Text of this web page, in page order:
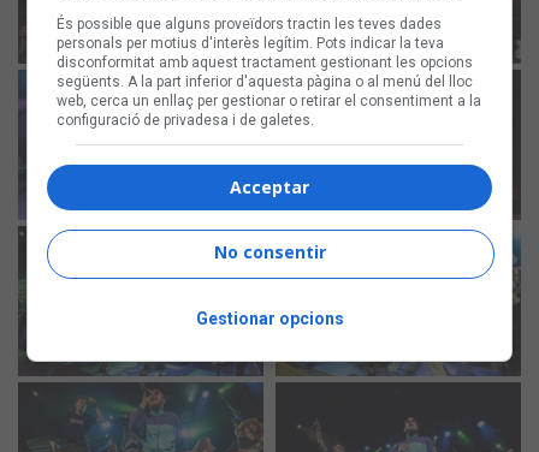
És possible que alguns proveïdors tractin les teves dades
personals per motius d'interès legítim. Pots indicar la teva
disconformitat amb aquest tractament gestionant les opcions
següents. A la part inferior d'aquesta pàgina o al menú del lloc
web, cerca un enllaç per gestionar o retirar el consentiment a la
configuració de privadesa i de galetes.
Acceptar
No consentir
Gestionar opcions